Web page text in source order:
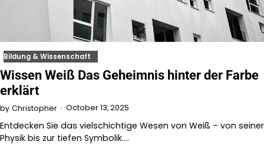
Bildung & Wissenschaft
Wissen Weiß Das Geheimnis hinter der Farbe
erklärt
by Christopher October 13, 2025
Entdecken Sie das vielschichtige Wesen von Weiß – von seiner
Physik bis zur tiefen Symbolik.…